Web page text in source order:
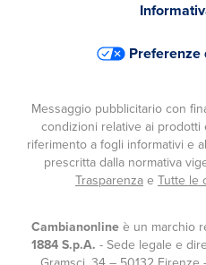
Preferenze
Messaggio pubblicitario con
condizioni relative ai prodotti
riferimento a fogli informativi e
prescritta dalla normativa
Trasparenza e Tutte le
Cambianonlineè un marchio
1884 S.p.A. - Sede legale e